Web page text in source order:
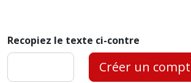
Recopiez le texte ci-contre
Créer un